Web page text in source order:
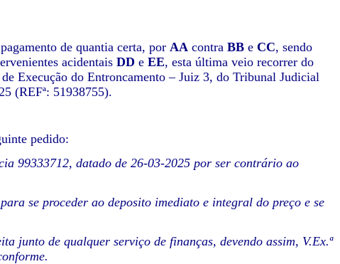
de quantia certa, por AA contra BB e CC, sendo
acidentais DD e EE, esta última veio recorrer do
Execução do Entroncamento – Juiz 3, do Tribunal Judicial
(REFª: 51938755).
pedido:
99333712, datado de 26-03-2025 por ser contrário ao
se proceder ao deposito imediato e integral do preço e se
junto de qualquer serviço de finanças, devendo assim, V.Ex.ª